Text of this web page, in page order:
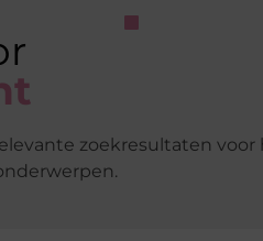
zoekresultaten